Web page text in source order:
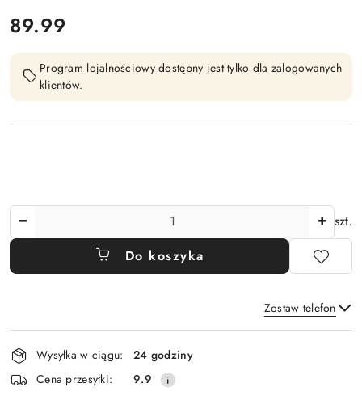
cena:
89.99
Program lojalnościowy dostępny jest tylko dla zalogowanych
klientów.
szt.
Do koszyka
Zostaw telefon
Wyślij
Dostępność
i
dostawa
Wysyłka w ciągu:
24 godziny
Cena przesyłki:
9.9